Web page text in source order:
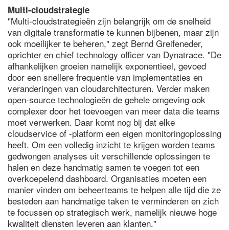
Multi-cloudstrategie
"Multi-cloudstrategieën zijn belangrijk om de snelheid
van digitale transformatie te kunnen bijbenen, maar zijn
ook moeilijker te beheren," zegt Bernd Greifeneder,
oprichter en chief technology officer van Dynatrace. "De
afhankelijken groeien namelijk exponentieel, gevoed
door een snellere frequentie van implementaties en
veranderingen van cloudarchitecturen. Verder maken
open-source technologieën de gehele omgeving ook
complexer door het toevoegen van meer data die teams
moet verwerken. Daar komt nog bij dat elke
cloudservice of -platform een eigen monitoringoplossing
heeft. Om een volledig inzicht te krijgen worden teams
gedwongen analyses uit verschillende oplossingen te
halen en deze handmatig samen te voegen tot een
overkoepelend dashboard. Organisaties moeten een
manier vinden om beheerteams te helpen alle tijd die ze
besteden aan handmatige taken te verminderen en zich
te focussen op strategisch werk, namelijk nieuwe hoge
kwaliteit diensten leveren aan klanten."